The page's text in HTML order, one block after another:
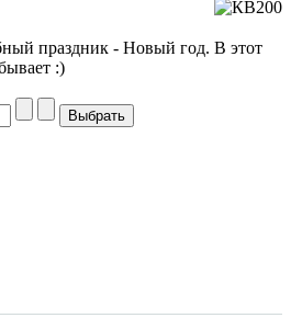
праздник - Новый год. В этот
:)